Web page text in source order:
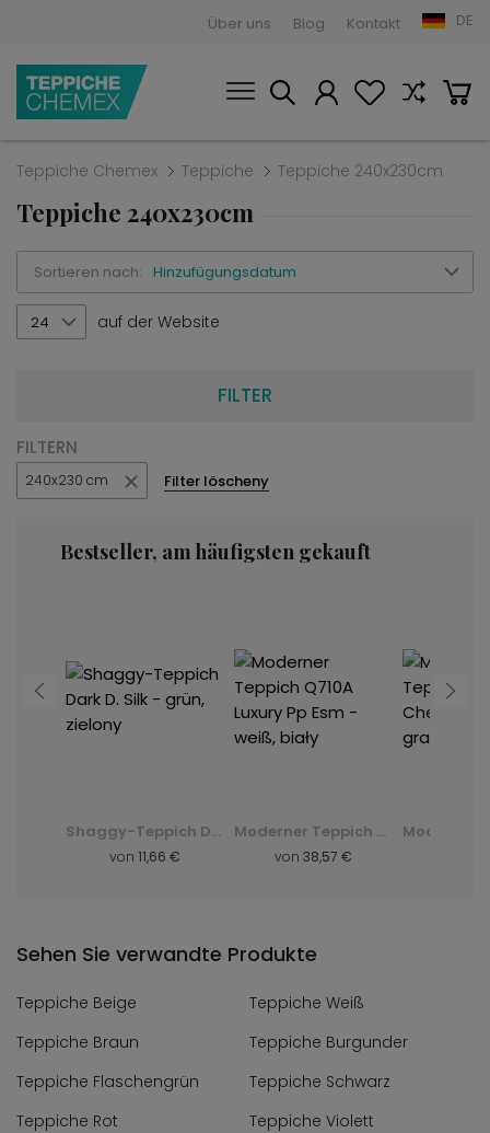
Über uns Blog Kontakt DE
Teppiche Chemex Teppiche Teppiche 240x230cm
Teppiche 240x230cm
Sortieren nach: Hinzufügungsdatum
24 auf der Website
FILTER
FILTERN
240x230 cm Filter löscheny
Bestseller, am häufigsten gekauft
Shaggy-Teppich Dark D. Silk - grün, zielony
von 11,66 €
Moderner Teppich Q710A Luxury Pp Esm - weiß, biały
von 38,57 €
Sehen Sie verwandte Produkte
Teppiche Beige
Teppiche Weiß
Teppiche Braun
Teppiche Burgunder
Teppiche Flaschengrün
Teppiche Schwarz
Teppiche Rot
Teppiche Violett